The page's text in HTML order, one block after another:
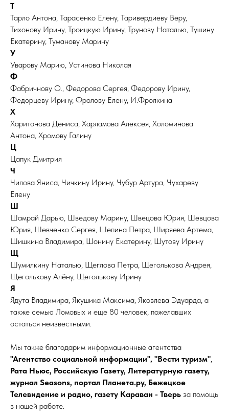
Т
Тарло Антона, Тарасенко Елену, Таривердиеву Веру,
Тихонову Ирину, Троицкую Ирину, Трунову Наталью, Тушину
Екатерину, Туманову Марину
У
Уварову Марию, Устинова Николая
Ф
Фабричнову О., Федорова Сергея, Федорову Ирину,
Федорцеву Ирину, Фролову Елену, И.Фролкина
Х
Харитонова Дениса, Харламова Алексея, Холоминова
Антона, Хромову Галину
Ц
Цапук Дмитрия
Ч
Чилова Яниса, Чичкину Ирину, Чубур Артура, Чухареву
Елену
Ш
Шамрай Дарью, Шведову Марину, Швецова Юрия, Шевцова
Юрия, Шевченко Сергея, Шепина Петра, Ширяева Артема,
Шишкина Владимира, Шонину Екатерину, Шутову Ирину
Щ
Шумилкину Наталью, Щеглова Петра, Щеголькова Андрея,
Щеголькову Алёну, Щеголькову Ирину
Я
Ядута Владимира, Якушика Максима, Яковлева Эдуарда, а
также семью Ломовых и еще 80 человек, пожелавших
остаться неизвестными.
Мы также благодарим информационные агентства
"Агентство социальной информации", "Вести туризм",
Рата Ньюс, Российскую Газету, Литературную газету,
журнал Seasons, портал Планета.ру, Бежецкое
Телевидение и радио, газету Караван - Тверь за помощь
в нашей работе.